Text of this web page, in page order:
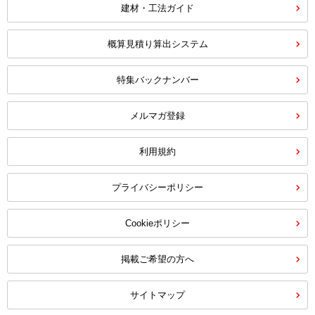
建材・工法ガイド
概算見積り算出システム
特集バックナンバー
メルマガ登録
利用規約
プライバシーポリシー
Cookieポリシー
掲載ご希望の方へ
サイトマップ